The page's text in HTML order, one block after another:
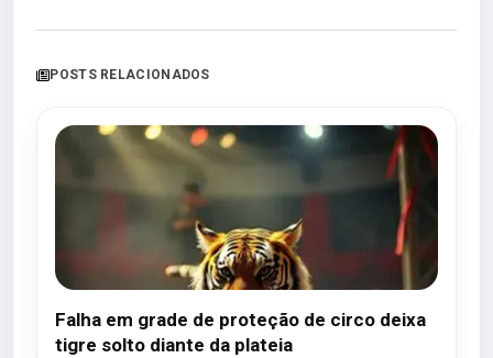
POSTS RELACIONADOS
Falha em grade de proteção de circo deixa
tigre solto diante da plateia